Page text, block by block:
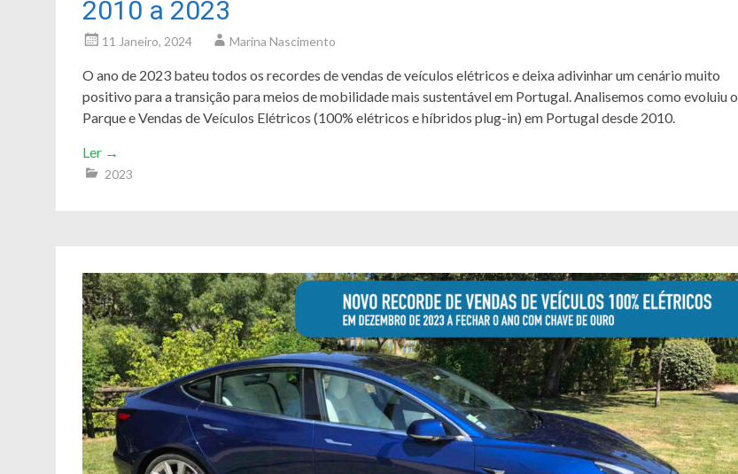
2010 a 2023
11 Janeiro, 2024 Marina Nascimento
O ano de 2023 bateu todos os recordes de vendas de veículos elétricos e deixa adivinhar um cenário muito
positivo para a transição para meios de mobilidade mais sustentável em Portugal. Analisemos como evoluiu o
Parque e Vendas de Veículos Elétricos (100% elétricos e híbridos plug-in) em Portugal desde 2010.
Ler →
2023